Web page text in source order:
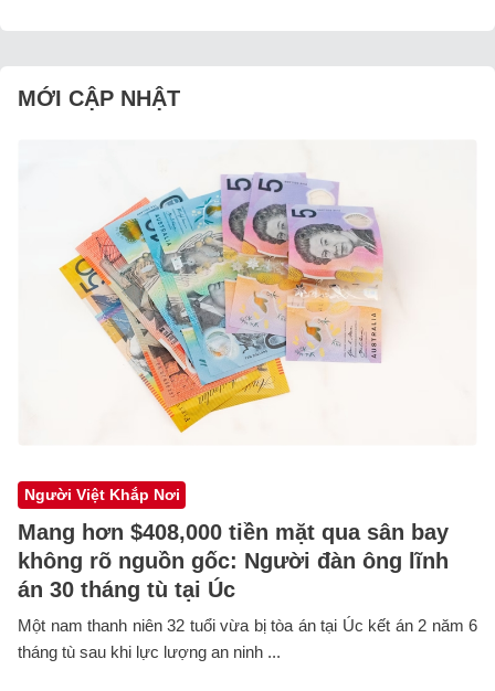
MỚI CẬP NHẬT
Người Việt Khắp Nơi
Mang hơn $408,000 tiền mặt qua sân bay
không rõ nguồn gốc: Người đàn ông lĩnh
án 30 tháng tù tại Úc
Một nam thanh niên 32 tuổi vừa bị tòa án tại Úc kết án 2 năm 6
tháng tù sau khi lực lượng an ninh ...